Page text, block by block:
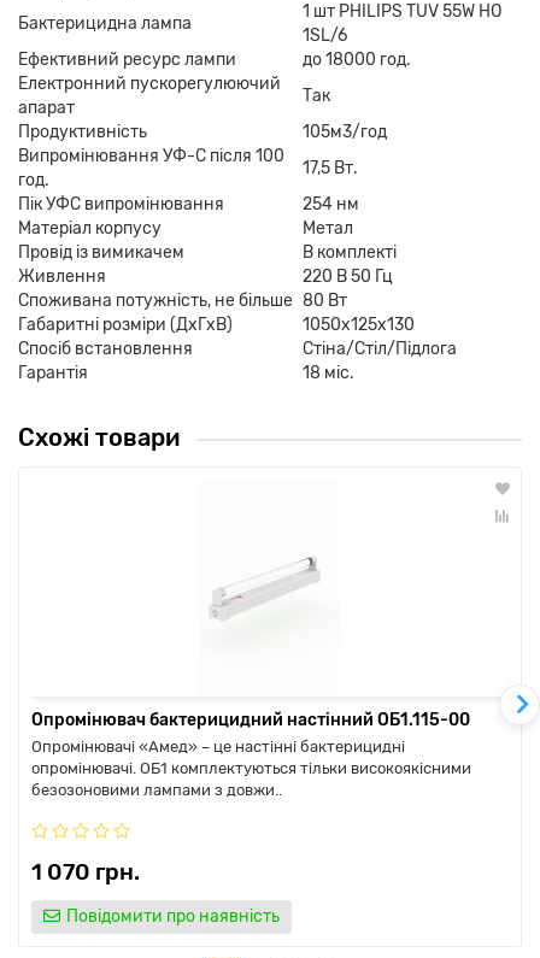
Бактерицидна лампа
1 шт PHILIPS TUV 55W HO
1SL/6
Ефективний ресурс лампи
до 18000 год.
Електронний пускорегулюючий
апарат
Так
Продуктивність
105м3/год
Випромінювання УФ-С після 100
год.
17,5 Вт.
Пік УФС випромінювання
254 нм
Матеріал корпусу
Метал
Провід із вимикачем
В комплекті
Живлення
220 В 50 Гц
Споживана потужність, не більше 80 Вт
Габаритні розміри (ДхГхВ)
1050х125х130
Спосіб встановлення
Стіна/Стіл/Підлога
Гарантія
18 міс.
Схожі товари
Опромінювач бактерицидний настінний ОБ1.115-00
Опромінювачі «Амед» – це настінні бактерицидні
опромінювачі. ОБ1 комплектуються тільки високоякісними
безозоновими лампами з довжи..
1 070 грн.
Повідомити про наявність